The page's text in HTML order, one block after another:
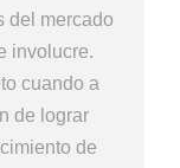
del mercado
involucre.
cuando a
de lograr
de